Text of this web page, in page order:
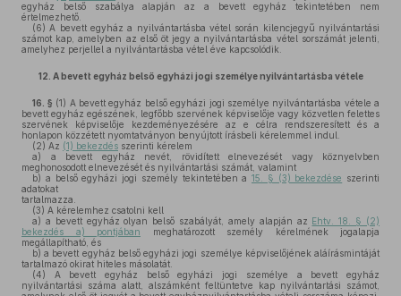
egyház belső szabálya alapján az a bevett egyház tekintetében nem
értelmezhető.
(6) A bevett egyház a nyilvántartásba vétel során kilencjegyű nyilvántartási
számot kap, amelyben az első öt jegy a nyilvántartásba vétel sorszámát jelenti,
amelyhez perjellel a nyilvántartásba vétel éve kapcsolódik.
12. A bevett egyház belső egyházi jogi személye nyilvántartásba vétele
16. § (1) A bevett egyház belső egyházi jogi személye nyilvántartásba vétele a
bevett egyház egészének, legfőbb szervének képviselője vagy közvetlen felettes
szervének képviselője kezdeményezésére az e célra rendszeresített és a
honlapon közzétett nyomtatványon benyújtott írásbeli kérelemmel indul.
(2) Az (1) bekezdés szerinti kérelem
a) a bevett egyház nevét, rövidített elnevezését vagy köznyelvben
meghonosodott elnevezését és nyilvántartási számát, valamint
b) a belső egyházi jogi személy tekintetében a 15. § (3) bekezdése szerinti
adatokat
tartalmazza.
(3) A kérelemhez csatolni kell
a) a bevett egyház olyan belső szabályát, amely alapján az Ehtv. 18. § (2)
bekezdés a) pontjában meghatározott személy kérelmének jogalapja
megállapítható, és
b) a bevett egyház belső egyházi jogi személye képviselőjének aláírásmintáját
tartalmazó okirat hiteles másolatát.
(4) A bevett egyház belső egyházi jogi személye a bevett egyház
nyilvántartási száma alatt, alszámként feltüntetve kap nyilvántartási számot,